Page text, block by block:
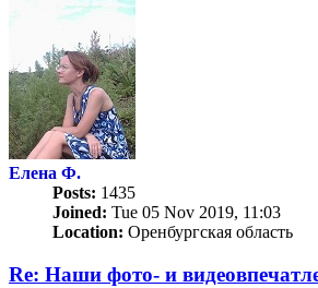
Елена Ф.
Posts: 1435
Joined: Tue 05 Nov 2019, 11:03
Location: Оренбургская область
Re: Наши фото- и